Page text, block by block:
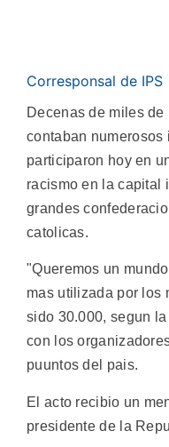
Corresponsal de IPS
Decenas de miles
contaban numerosos
participaron hoy en
racismo en la capital
grandes
catolicas.
"Queremos un
mas utilizada por los
sido 30.000, segun
con los
puuntos del pais.
El acto recibio un
presidente de la